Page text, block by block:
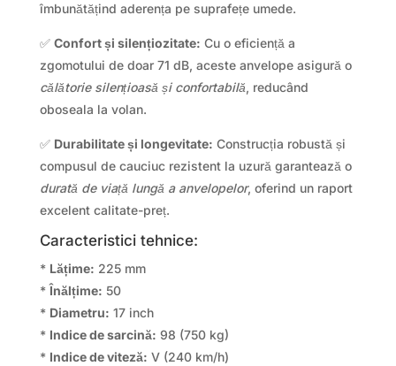
îmbunătățind aderența pe suprafețe umede.
✅ Confort și silențiozitate: Cu o eficiență a
zgomotului de doar 71 dB, aceste anvelope asigură o
călătorie silențioasă și confortabilă, reducând
oboseala la volan.
✅ Durabilitate și longevitate: Construcția robustă și
compusul de cauciuc rezistent la uzură garantează o
durată de viață lungă a anvelopelor, oferind un raport
excelent calitate-preț.
Caracteristici tehnice:
* Lățime: 225 mm
*Înălțime: 50
* Diametru: 17 inch
* Indice de sarcină: 98 (750 kg)
* Indice de viteză: V (240 km/h)